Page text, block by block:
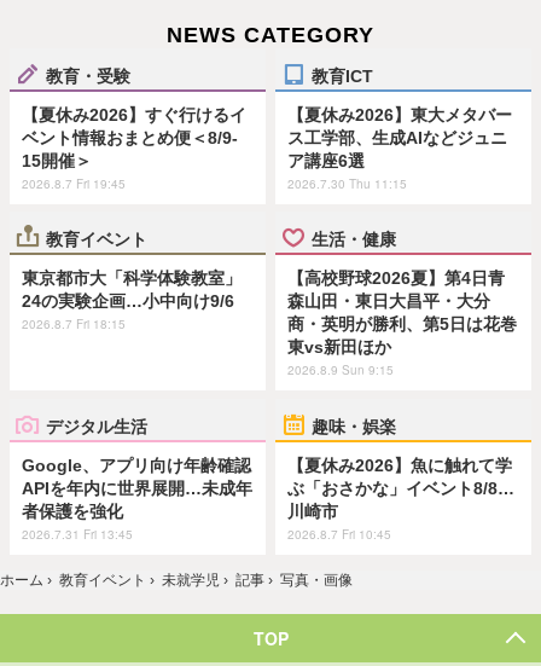
NEWS CATEGORY
教育・受験
【夏休み2026】すぐ行けるイ
ベント情報おまとめ便＜8/9-
15開催＞
2026.8.7 Fri 19:45
教育ICT
【夏休み2026】東大メタバー
ス工学部、生成AIなどジュニ
ア講座6選
2026.7.30 Thu 11:15
教育イベント
東京都市大「科学体験教室」
24の実験企画…小中向け9/6
2026.8.7 Fri 18:15
生活・健康
【高校野球2026夏】第4日青
森山田・東日大昌平・大分
商・英明が勝利、第5日は花巻
東vs新田ほか
2026.8.9 Sun 9:15
デジタル生活
Google、アプリ向け年齢確認
APIを年内に世界展開…未成年
者保護を強化
2026.7.31 Fri 13:45
趣味・娯楽
【夏休み2026】魚に触れて学
ぶ「おさかな」イベント8/8…
川崎市
2026.8.7 Fri 10:45
ホーム › 教育イベント › 未就学児 › 記事 › 写真・画像
TOP